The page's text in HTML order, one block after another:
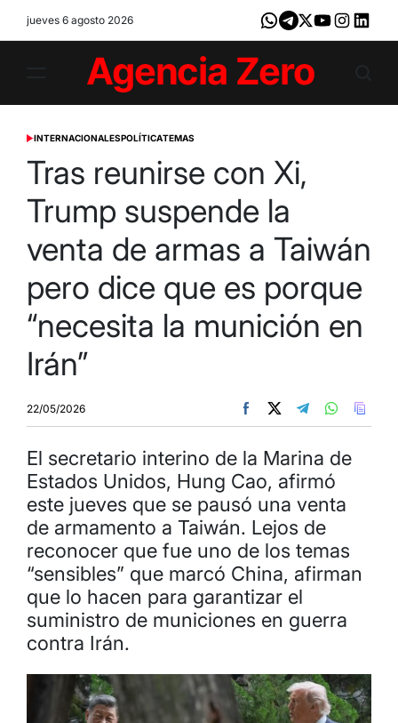
jueves 6 agosto 2026 Whatsapp
Telegram
X YoutubeInstagram
Zero
POSTED
INTERNACIONALESPOLÍTICATEMAS
Tras reunirse con Xi,
Trump suspende la
venta de armas a Taiwán
pero dice que es porque
“necesita la munición en
Irán”
22/05/2026
El secretario interino de la Marina de
Estados Unidos, Hung Cao, afirmó
este jueves que se pausó una venta
de armamento a Taiwán. Lejos de
reconocer que fue uno de los temas
“sensibles” que marcó China, afirman
que lo hacen para garantizar el
suministro de municiones en guerra
contra Irán.